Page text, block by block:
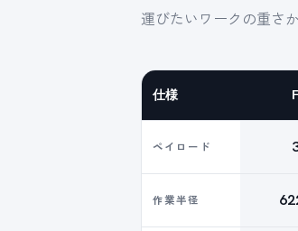
運びたいワークの重さ
仕様
ペイロード
作業半径